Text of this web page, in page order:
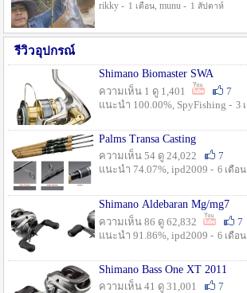
rikky - 1 เดือน, munu - 1 สัปดาห์
รีวิวอุปกรณ์
Shimano Biomaster SWA
ความเห็น 1 ดู 1,401
7
แนะนำ 100.00%, SpyFishing - 3
Palms Transa Casting
ความเห็น 54 ดู 24,022
7
แนะนำ 74.07%, ipd2009 - 6 เดือน
Shimano Aldebaran Mg/mg7
ความเห็น 86 ดู 62,832
7
แนะนำ 91.86%, ipd2009 - 6 เดือน
Shimano Bass One XT 2011
ความเห็น 41 ดู 31,001
7